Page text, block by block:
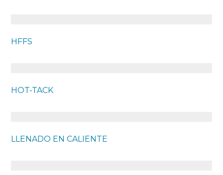
HFFS
HOT-TACK
LLENADO EN CALIENTE